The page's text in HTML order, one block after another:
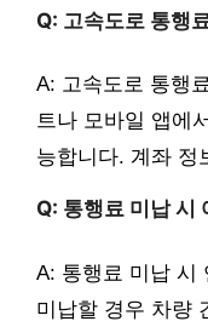
Q: 고속도로 통행
A: 고속도로 통행
트나 모바일 앱에
능합니다. 계좌 정
Q: 통행료 미납 시
A: 통행료 미납 시
미납할 경우 차량